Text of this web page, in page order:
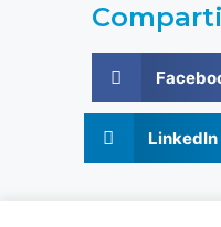
LinkedIn